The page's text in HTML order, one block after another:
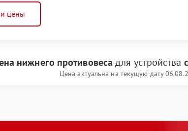
цены
нижнего противовеса для устройства
Цена актуальна на текущую дату